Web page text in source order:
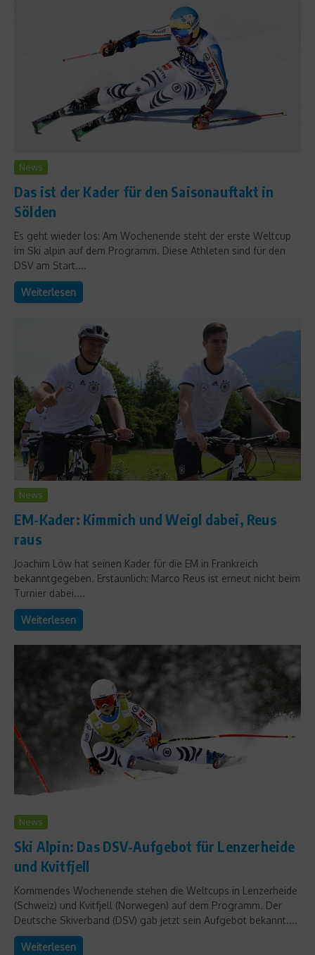
News
Das ist der Kader für den Saisonauftakt in
Sölden
Es geht wieder los: Am Wochenende steht der erste Weltcup
im Ski alpin auf dem Programm. Diese Athleten sind für den
DSV am Start....
Weiterlesen
News
EM-Kader: Kimmich und Weigl dabei, Reus
raus
Joachim Löw hat seinen Kader für die EM in Frankreich
bekanntgegeben. Erstaunlich: Marco Reus ist erneut nicht beim
Turnier dabei....
Weiterlesen
News
Ski Alpin: Das DSV-Aufgebot für Lenzerheide
und Kvitfjell
Kommendes Wochenende stehen die Weltcups in Lenzerheide
(Schweiz) und Kvitfjell (Norwegen) auf dem Programm. Der
Deutsche Skiverband (DSV) gab jetzt sein Aufgebot bekannt....
Weiterlesen